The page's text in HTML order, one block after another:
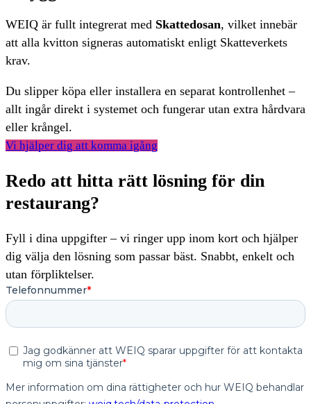
WEIQ är fullt integrerat med Skattedosan, vilket innebär
att alla kvitton signeras automatiskt enligt Skatteverkets
krav.
Du slipper köpa eller installera en separat kontrollenhet –
allt ingår direkt i systemet och fungerar utan extra hårdvara
eller krångel.
Vi hjälper dig att komma igång
Redo att hitta rätt lösning för din
restaurang?
Fyll i dina uppgifter – vi ringer upp inom kort och hjälper
dig välja den lösning som passar bäst. Snabbt, enkelt och
utan förpliktelser.